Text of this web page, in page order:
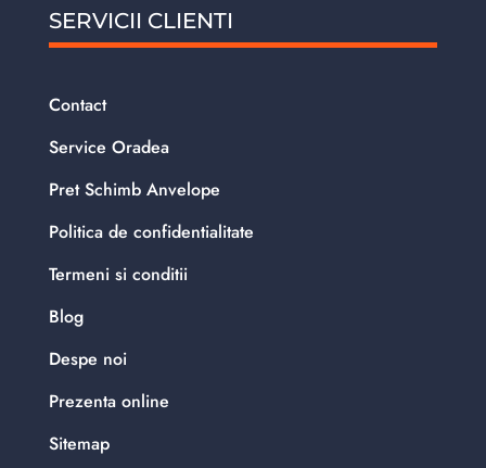
SERVICII CLIENTI
Contact
Service Oradea
Pret Schimb Anvelope
Politica de confidentialitate
Termeni si conditii
Blog
Despe noi
Prezenta online
Sitemap